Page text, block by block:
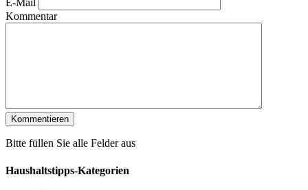
E-Mail
Kommentar
Bitte füllen Sie alle Felder aus
Haushaltstipps-Kategorien